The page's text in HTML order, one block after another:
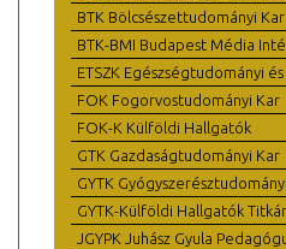
BTK Bölcsészettudományi Kar
BTK-BMI Budapest Média
ETSZK Egészségtudományi
FOK Fogorvostudományi Kar
FOK-K Külföldi Hallgatók
GTK Gazdaságtudományi Kar
GYTK
GYTK-Külföldi Hallgatók
JGYPK Juhász Gyula